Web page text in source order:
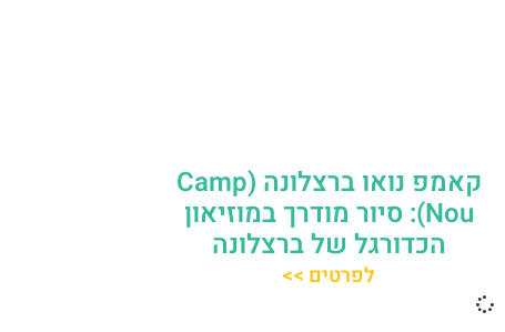
קאמפ נואו ברצלונה (Camp
Nou): סיור מודרך במוזיאון
הכדורגל של ברצלונה
לפרטים >>